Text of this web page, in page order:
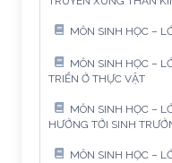
MÔN SINH HỌC –
MÔN SINH HỌC –
TRIỂN Ở THỰC VẬT
MÔN SINH HỌC –
HƯỞNG TỚI SINH
MÔN SINH HỌC –